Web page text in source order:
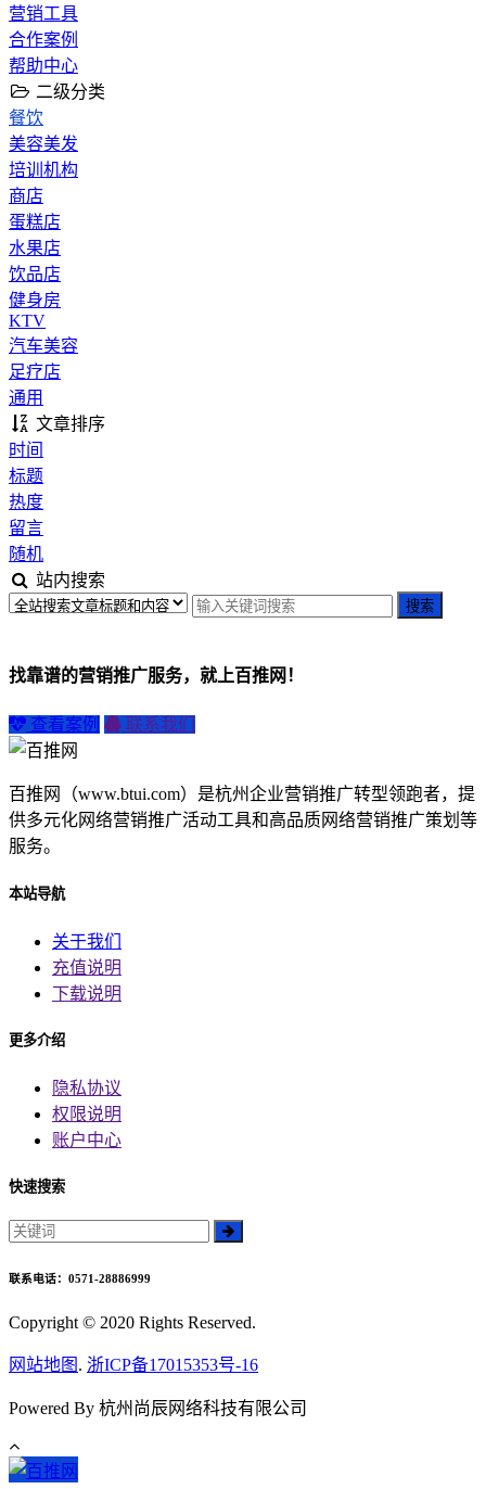
营销工具
合作案例
帮助中心
二级分类
餐饮
美容美发
培训机构
商店
蛋糕店
水果店
饮品店
健身房
KTV
汽车美容
足疗店
通用
文章排序
时间
标题
热度
留言
随机
站内搜索
找靠谱的营销推广服务，就上百推网！
查看案例 联系我们
百推网（www.btui.com）是杭州企业营销推广转型领跑者，提
供多元化网络营销推广活动工具和高品质网络营销推广策划等
服务。
本站导航
关于我们
充值说明
下载说明
更多介绍
隐私协议
权限说明
账户中心
快速搜索
联系电话：0571-28886999
Copyright © 2020 Rights Reserved.
网站地图 . 浙ICP备17015353号-16
Powered By 杭州尚辰网络科技有限公司